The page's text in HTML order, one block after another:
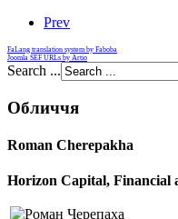
Prev
FaLang translation system by Faboba
Joomla SEF URLs by Artio
Search ...
Обличчя
Roman Cherepakha
Horizon Capital, Financial